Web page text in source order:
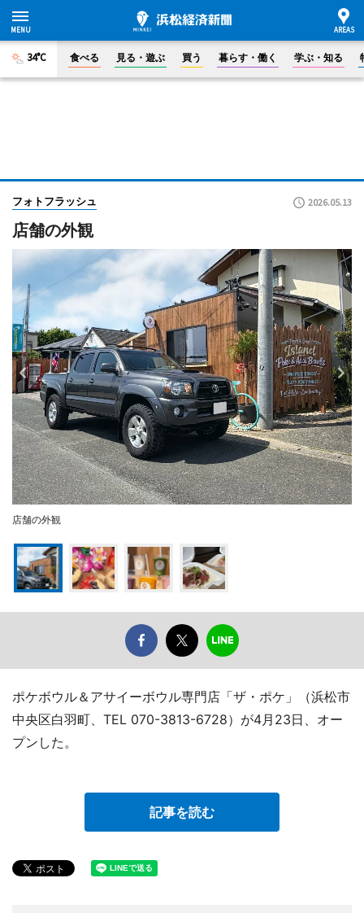
34°C 食べる 見る・遊ぶ 買う 暮らす・働く 学ぶ・知る
フォトフラッシュ 2026.05.13
店舗の外観
店舗の外観
ポケボウル＆アサイーボウル専門店「ザ・ポケ」（浜松市
中央区白羽町、TEL 070-3813-6728）が4月23日、オー
プンした。
記事を読む